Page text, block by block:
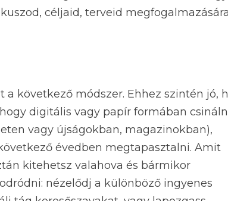
céljaid, terveid megfogalmazására
következő módszer. Ehhez szintén jó,
digitális vagy papír formában
vagy újságokban, magazinokban),
évedben megtapasztalni. Amit
kitehetsz valahova és bármikor
nézelődj a különböző ingyenes